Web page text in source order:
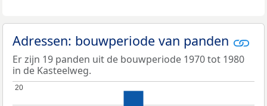
Adressen: bouwperiode van panden
Er zijn 19 panden uit de bouwperiode 1970 tot 1980
in de Kasteelweg.
20
20